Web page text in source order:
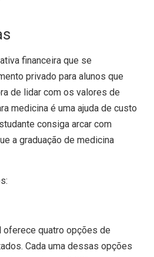
financeira que se
privado para alunos que
de lidar com os valores de
medicina é uma ajuda de custo
consiga arcar com
a graduação de medicina
oferece quatro opções de
Cada uma dessas opções